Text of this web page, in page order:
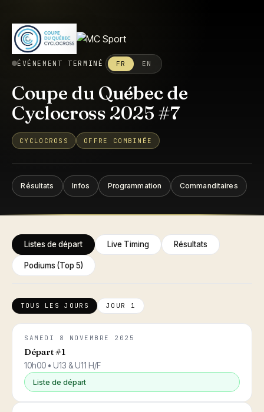
ÉVÉNEMENT TERMINÉ FR EN
Coupe du Québec de
Cyclocross 2025 #7
CYCLOCROSS OFFRE COMBINÉE
Résultats Infos Programmation Commanditaires
Listes de départ Live Timing Résultats
Podiums (Top 5)
TOUS LES JOURS JOUR 1
SAMEDI 8 NOVEMBRE 2025
Départ #1
10h00 • U13 & U11 H/F
Liste de départ